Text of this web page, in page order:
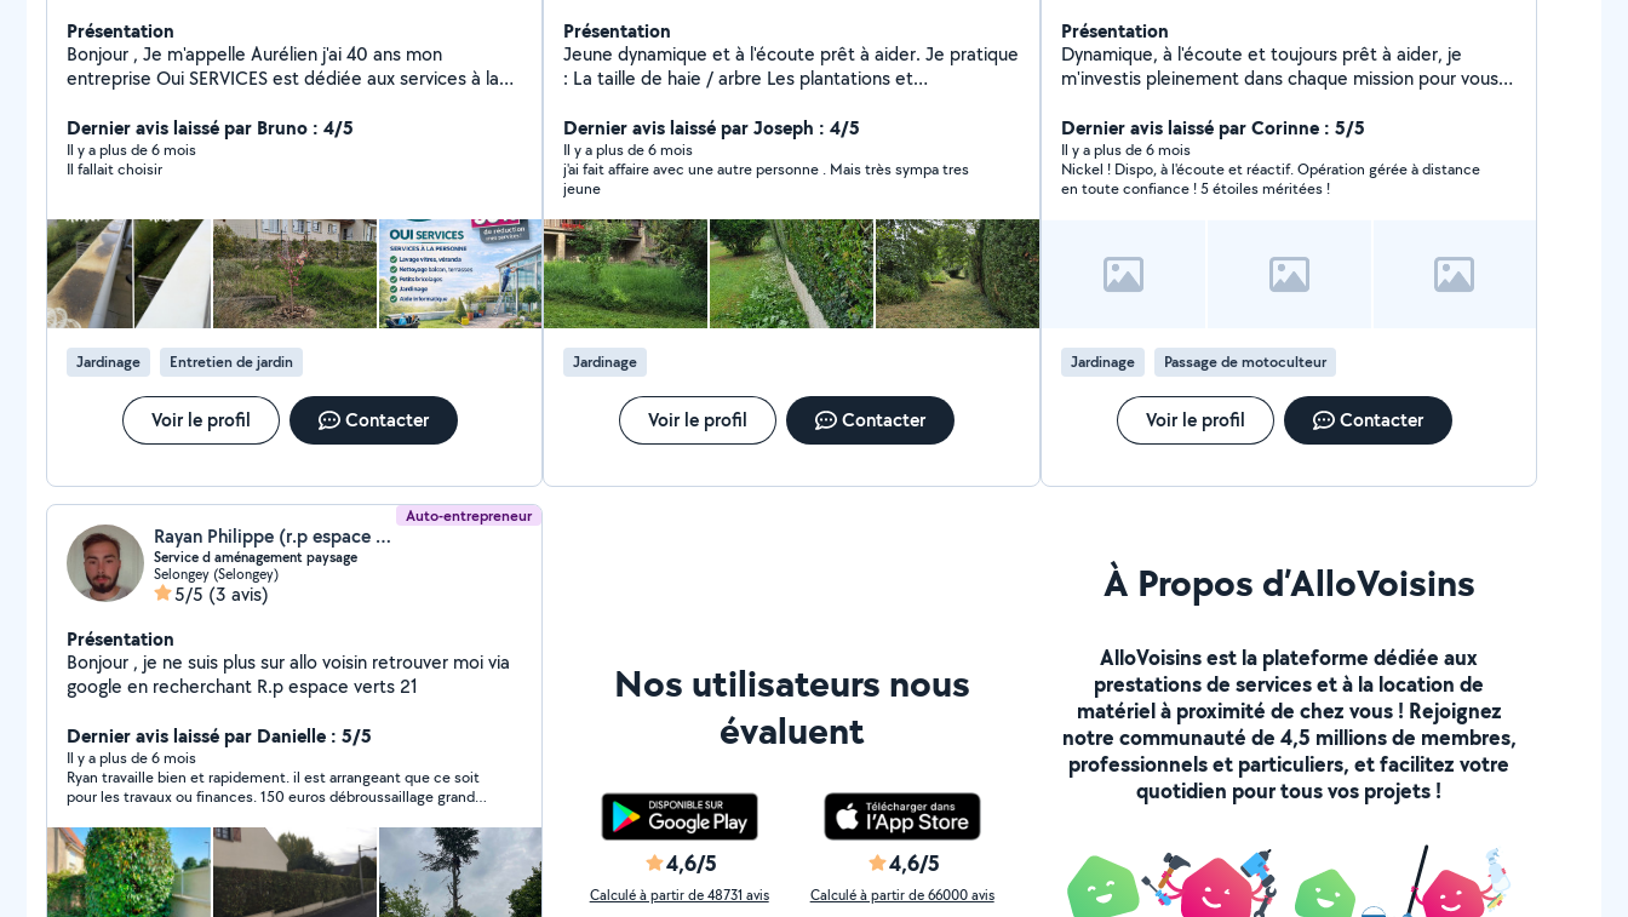
Présentation
Bonjour , Je m'appelle Aurélien j'ai 40 ans mon
entreprise Oui SERVICES est dédiée aux services à la
et bricolage . Je peux vous aider pour tout type de
travaux ( nettoyage automobile, nettoyage canapé,
tonte , jardinage , montage de meuble , petite
également vous aider en informatique ( excel , word ,
création de pages internet, prise en main pc , mise à
jour ... Etc) Je possède également une remorque pour
évacuer vos déchets. Je suis sérieux , ponctuel et j'ai le
goût du travail bien fait Je propose le crédit d'impôts à
50 pour cent et je prends également les CESU.
Dernier avis laissé par Bruno : 4/5
Il y a plus de 6 mois
Il fallait choisir
Jardinage Entretien de jardin
Voir le profil Contacter
Présentation
Jeune dynamique et à l'écoute prêt à aider. Je pratique
: La taille de haie / arbre Les plantations et
autres Nettoyage terrasse / mur / muret / allée
Rangement ou fendre du bois Je suis jeune paysagiste
depuis 4 ans aujourd'hui j'exerce mon métier pour vous
Dernier avis laissé par Joseph : 4/5
Il y a plus de 6 mois
j'ai fait affaire avec une autre personne . Mais très sympa tres
jeune
Jardinage
Voir le profil Contacter
Présentation
Dynamique, à l'écoute et toujours prêt à aider, je
m'investis pleinement dans chaque mission pour vous
de main ou une tâche particulière, je suis sérieux, fiable
et motivé à rendre service. Besoin d'un partenaire de
confiance ? Contactez-moi ! Je serais ravi de contribuer
à vos projets ! À bientôt !
Dernier avis laissé par Corinne : 5/5
Il y a plus de 6 mois
Nickel ! Dispo, à l'écoute et réactif. Opération gérée à distance
en toute confiance ! 5 étoiles méritées !
Jardinage Passage de motoculteur
Voir le profil Contacter
Auto-entrepreneur
Rayan Philippe (r.p espace vert)
Service d aménagement paysage
Selongey (Selongey)
5/5 (3 avis)
Présentation
Bonjour , je ne suis plus sur allo voisin retrouver moi via
google en recherchant R.p espace verts 21
Dernier avis laissé par Danielle : 5/5
Il y a plus de 6 mois
Ryan travaille bien et rapidement. il est arrangeant que ce soit
pour les travaux ou finances. 150 euros débroussaillage grand
Nos utilisateurs nous
évaluent
4,6/5
Calculé à partir de 48731 avis
4,6/5
Calculé à partir de 66000 avis
À Propos d’AlloVoisins
AlloVoisins est la plateforme dédiée aux
prestations de services et à la location de
matériel à proximité de chez vous ! Rejoignez
notre communauté de 4,5 millions de membres,
professionnels et particuliers, et facilitez votre
quotidien pour tous vos projets !